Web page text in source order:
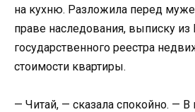
на кухню. Разложила перед
праве наследования, выписку из
государственного реестра
стоимости квартиры.
— Читай, — сказала спокойно. — В